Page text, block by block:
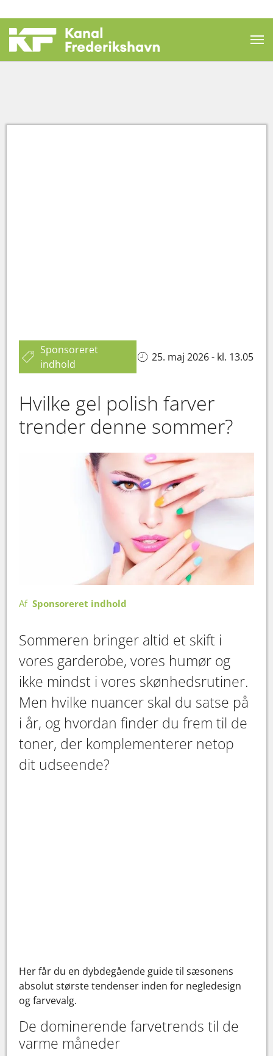
Sponsoreret
indhold
25. maj 2026 - kl. 13.05
Hvilke gel polish farver
trender denne sommer?
AfSponsoreret indhold
Sommeren bringer altid et skift i
vores garderobe, vores humør og
ikke mindst i vores skønhedsrutiner.
Men hvilke nuancer skal du satse på
i år, og hvordan finder du frem til de
toner, der komplementerer netop
dit udseende?
Her får du en dybdegående guide til sæsonens
absolut største tendenser inden for negledesign
og farvevalg.
De dominerende farvetrends til de
varme måneder